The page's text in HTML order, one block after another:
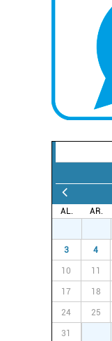
AL. AR.
3 4
10 11
17 18
24 25
31